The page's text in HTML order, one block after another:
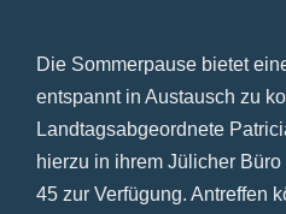
Die Sommerpause bietet
entspannt in Austausch zu
Landtagsabgeordnete
hierzu in ihrem Jülicher
45 zur Verfügung. Antreffen